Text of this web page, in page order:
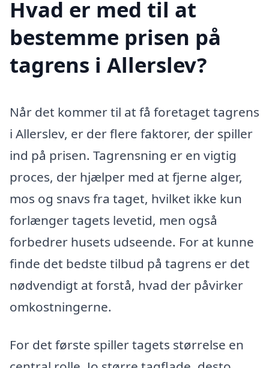
Hvad er med til at
bestemme prisen på
tagrens i Allerslev?
Når det kommer til at få foretaget tagrens
i Allerslev, er der flere faktorer, der spiller
ind på prisen. Tagrensning er en vigtig
proces, der hjælper med at fjerne alger,
mos og snavs fra taget, hvilket ikke kun
forlænger tagets levetid, men også
forbedrer husets udseende. For at kunne
finde det bedste tilbud på tagrens er det
nødvendigt at forstå, hvad der påvirker
omkostningerne.
For det første spiller tagets størrelse en